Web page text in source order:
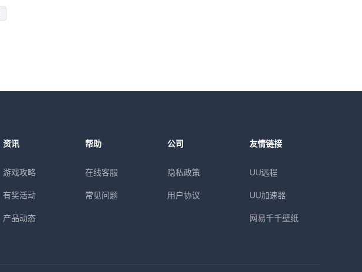
资讯
游戏攻略
有奖活动
产品动态
帮助
在线客服
常见问题
公司
隐私政策
用户协议
友情链接
UU远程
UU加速器
网易千千壁纸